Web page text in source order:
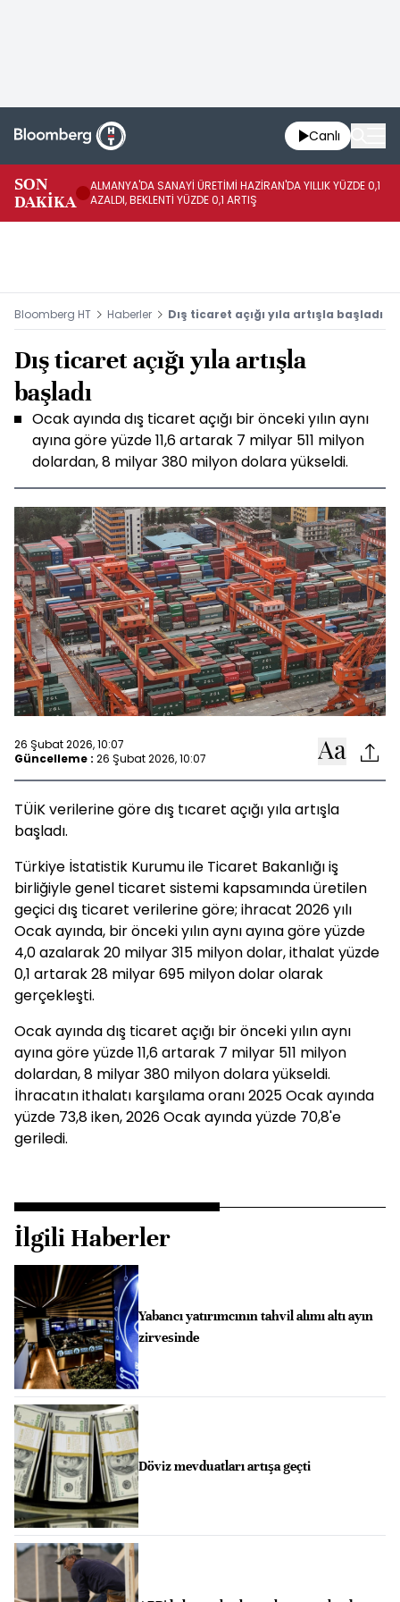
Canlı
SON
DAKİKA
ALMANYA'DA SANAYİ ÜRETİMİ HAZİRAN'DA YILLIK YÜZDE 0,1
AZALDI, BEKLENTİ YÜZDE 0,1 ARTIŞ
Bloomberg HT Haberler Dış ticaret açığı yıla artışla başladı
Dış ticaret açığı yıla artışla
başladı
Ocak ayında dış ticaret açığı bir önceki yılın aynı
ayına göre yüzde 11,6 artarak 7 milyar 511 milyon
dolardan, 8 milyar 380 milyon dolara yükseldi.
26 Şubat 2026, 10:07
Güncelleme : 26 Şubat 2026, 10:07
TÜİK verilerine göre dış tıcaret açığı yıla artışla
başladı.
Türkiye İstatistik Kurumu ile Ticaret Bakanlığı iş
birliğiyle genel ticaret sistemi kapsamında üretilen
geçici dış ticaret verilerine göre; ihracat 2026 yılı
Ocak ayında, bir önceki yılın aynı ayına göre yüzde
4,0 azalarak 20 milyar 315 milyon dolar, ithalat yüzde
0,1 artarak 28 milyar 695 milyon dolar olarak
gerçekleşti.
Ocak ayında dış ticaret açığı bir önceki yılın aynı
ayına göre yüzde 11,6 artarak 7 milyar 511 milyon
dolardan, 8 milyar 380 milyon dolara yükseldi.
İhracatın ithalatı karşılama oranı 2025 Ocak ayında
yüzde 73,8 iken, 2026 Ocak ayında yüzde 70,8'e
geriledi.
İlgili Haberler
Yabancı yatırımcının tahvil alımı altı ayın
zirvesinde
Döviz mevduatları artışa geçti